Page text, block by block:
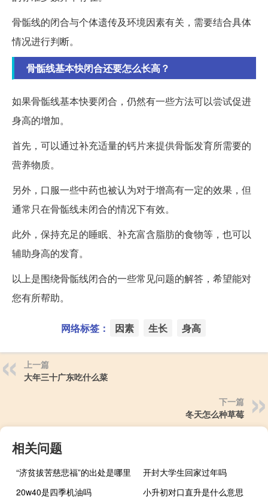
骨骺线的闭合与个体遗传及环境因素有关，需要结合具体
情况进行判断。
骨骺线基本快闭合还要怎么长高？
如果骨骺线基本快要闭合，仍然有一些方法可以尝试促进
身高的增加。
首先，可以通过补充适量的钙片来提供骨骺发育所需要的
营养物质。
另外，口服一些中药也被认为对于增高有一定的效果，但
通常只在骨骺线未闭合的情况下有效。
此外，保持充足的睡眠、补充富含脂肪的食物等，也可以
辅助身高的发育。
以上是围绕骨骺线闭合的一些常见问题的解答，希望能对
您有所帮助。
网络标签： 因素 生长 身高
上一篇
大年三十广东吃什么菜
下一篇
冬天怎么种草莓
相关问题
“济贫拔苦慈悲福”的出处是哪里
开封大学生回家过年吗
20w40是四季机油吗
小升初对口直升是什么意思